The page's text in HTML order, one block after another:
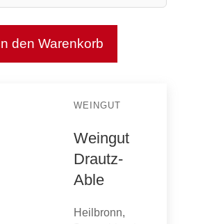
den Warenkorb
WEINGUT
Weingut
Drautz-
Able
Heilbronn,